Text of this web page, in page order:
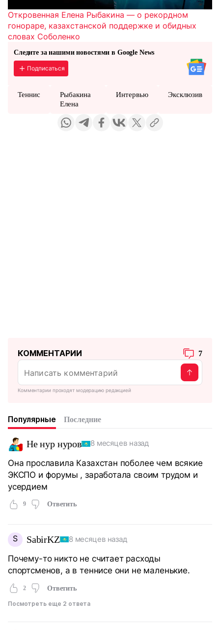
Откровенная Елена Рыбакина — о рекордном
гонораре, казахстанской поддержке и обидных
словах Соболенко
Следите за нашими новостями в Google News
Подписаться
Теннис
Рыбакина
Елена
Интервью Эксклюзив
КОММЕНТАРИИ 7
Комментарии проходят модерацию редакцией
Популярные Последние
Не нур нуров 8 месяцев назад
Она прославила Казахстан поболее чем всякие
ЭКСПО и форумы , заработала своим трудом и
усердием
9 Ответить
S SabirKZ 8 месяцев назад
Почему-то никто не считает расходы
спортсменов, а в теннисе они не маленькие.
2 Ответить
Посмотреть еще 2 ответа